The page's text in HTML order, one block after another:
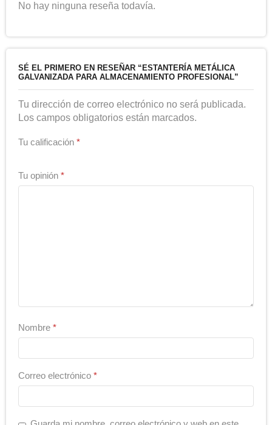
No hay ninguna reseña todavía.
SÉ EL PRIMERO EN RESEÑAR “ESTANTERÍA METÁLICA
GALVANIZADA PARA ALMACENAMIENTO PROFESIONAL”
Tu dirección de correo electrónico no será publicada.
Los campos obligatorios están marcados.
Tu calificación *
Tu opinión *
Nombre *
Correo electrónico *